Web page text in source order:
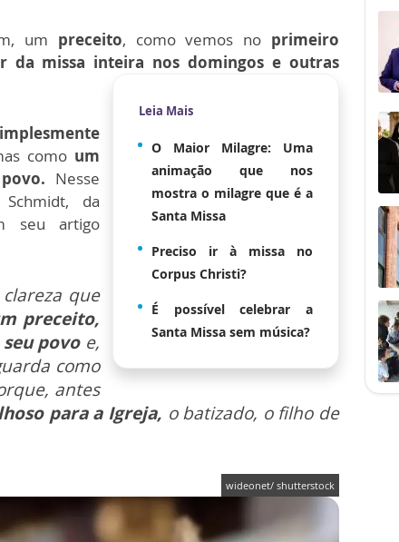
um preceito, como vemos no primeiro
da missa inteira nos domingos e outras
Leia Mais
O Maior Milagre: Uma
animação que nos
mostra o milagre que é a
Santa Missa
Preciso ir à missa no
Corpus Christi?
É possível celebrar a
Santa Missa sem música?
como um
Nesse
da
seu artigo
que
preceito,
povoe,
como
antes
para a Igreja, o batizado, o filho de
wideonet/ shutterstock